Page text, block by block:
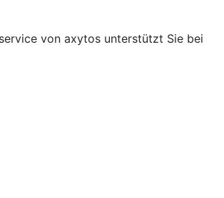
von axytos unterstützt Sie bei